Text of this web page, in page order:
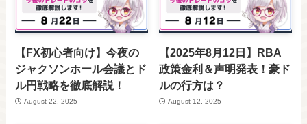
【FX初心者向け】今夜の
ジャクソンホール会議とド
ル円戦略を徹底解説！
August 22, 2025
【2025年8月12日】RBA
政策金利＆声明発表！豪ド
ルの行方は？
August 12, 2025